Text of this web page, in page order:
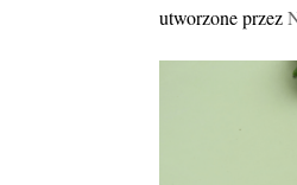
utworzone przez